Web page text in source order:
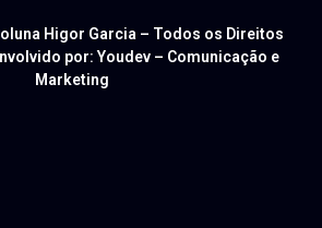
Higor Garcia – Todos os Direitos
por: Youdev – Comunicação e
Marketing